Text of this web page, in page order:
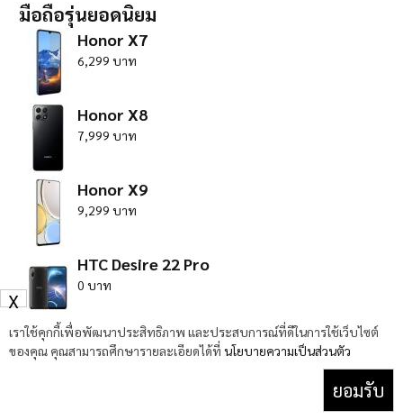
มือถือรุ่นยอดนิยม
Honor X7
6,299 บาท
Honor X8
7,999 บาท
Honor X9
9,299 บาท
HTC Desire 22 Pro
0 บาท
Huawei Nova 10 Pro
24,990 บาท
เราใช้คุกกี้เพื่อพัฒนาประสิทธิภาพ และประสบการณ์ที่ดีในการใช้เว็บไซต์
ของคุณ คุณสามารถศึกษารายละเอียดได้ที่ นโยบายความเป็นส่วนตัว
ยอมรับ
X